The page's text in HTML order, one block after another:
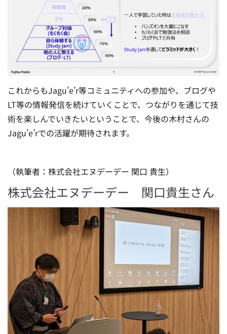
これからもJagu’e’r等コミュニティへの参加や、ブログや
LT等の情報発信を続けていくことで、つながりを通じて技
術を楽しんでいきたいということで、今後の木村さんの
Jagu’e’rでの活躍が期待されます。
（執筆者：株式会社エヌデーデー 関口 貴生）
株式会社エヌデーデー 関口貴生さん